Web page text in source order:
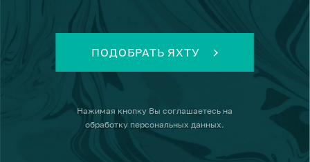
ПОДОБРАТЬ ЯХТУ
Нажимая кнопку Вы соглашаетесь на
обработку персональных данных.